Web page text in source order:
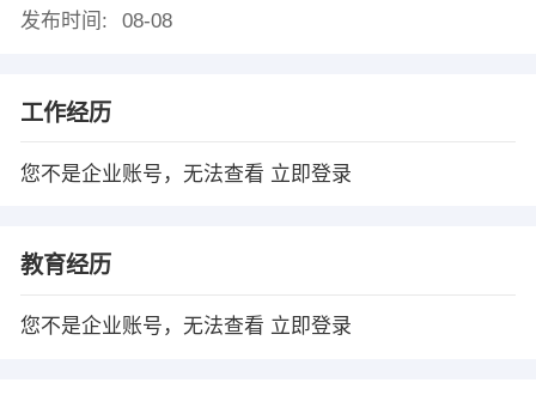
发布时间:
08-08
工作经历
您不是企业账号，无法查看 立即登录
教育经历
您不是企业账号，无法查看 立即登录